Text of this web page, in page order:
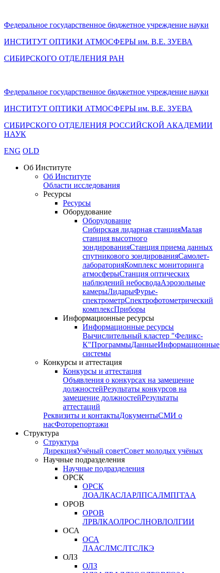
Федеральное государственное бюджетное учреждение науки
ИНСТИТУТ ОПТИКИ АТМОСФЕРЫ им. В.Е. ЗУЕВА
СИБИРСКОГО ОТДЕЛЕНИЯ РАН
Федеральное государственное бюджетное учреждение науки
ИНСТИТУТ ОПТИКИ АТМОСФЕРЫ им. В.Е. ЗУЕВА
СИБИРСКОГО ОТДЕЛЕНИЯ РОССИЙСКОЙ АКАДЕМИИ
НАУК
ENG OLD
Об Институте
Об Институте
Области исследования
Ресурсы
Ресурсы
Оборудование
Оборудование
Сибирская лидарная станцияМалая
станция высотного
зондированияСтанция приема данных
спутникового зондированияСамолет-
лабораторияКомплекс мониторинга
атмосферыСтанция оптических
наблюдений небосводаАэрозольные
камерыЛидарыФурье-
спектрометрСпектрофотометрический
комплексПриборы
Информационные ресурсы
Информационные ресурсы
Вычислительный кластер "Феликс-
К"ПрограммыДанныеИнформационные
системы
Конкурсы и аттестация
Конкурсы и аттестация
Объявления о конкурсах на замещение
должностейРезультаты конкурсов на
замещение должностейРезультаты
аттестаций
Реквизиты и контактыДокументыСМИ о
насФоторепортажи
Структура
Структура
ДирекцияУчёный советСовет молодых учёных
Научные подразделения
Научные подразделения
ОРСК
ОРСК
ЛОАЛКАСЛАРЛПСАЛМПГГАА
ОРОВ
ОРОВ
ЛРВЛКАОЛРОСЛНОВЛОЛГИИ
ОСА
ОСА
ЛААСЛМСЛТСЛКЭ
ОЛЗ
ОЛЗ